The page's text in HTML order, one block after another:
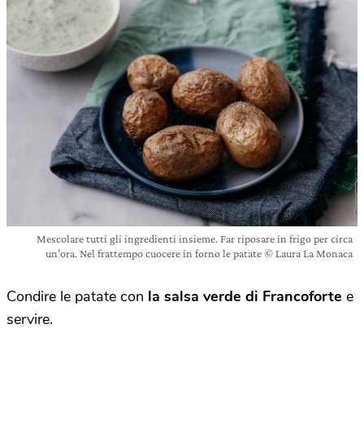
Mescolare tutti gli ingredienti insieme. Far riposare in frigo per circa
un’ora. Nel frattempo cuocere in forno le patate © Laura La Monaca
Condire le patate con la salsa verde di Francoforte e
servire.